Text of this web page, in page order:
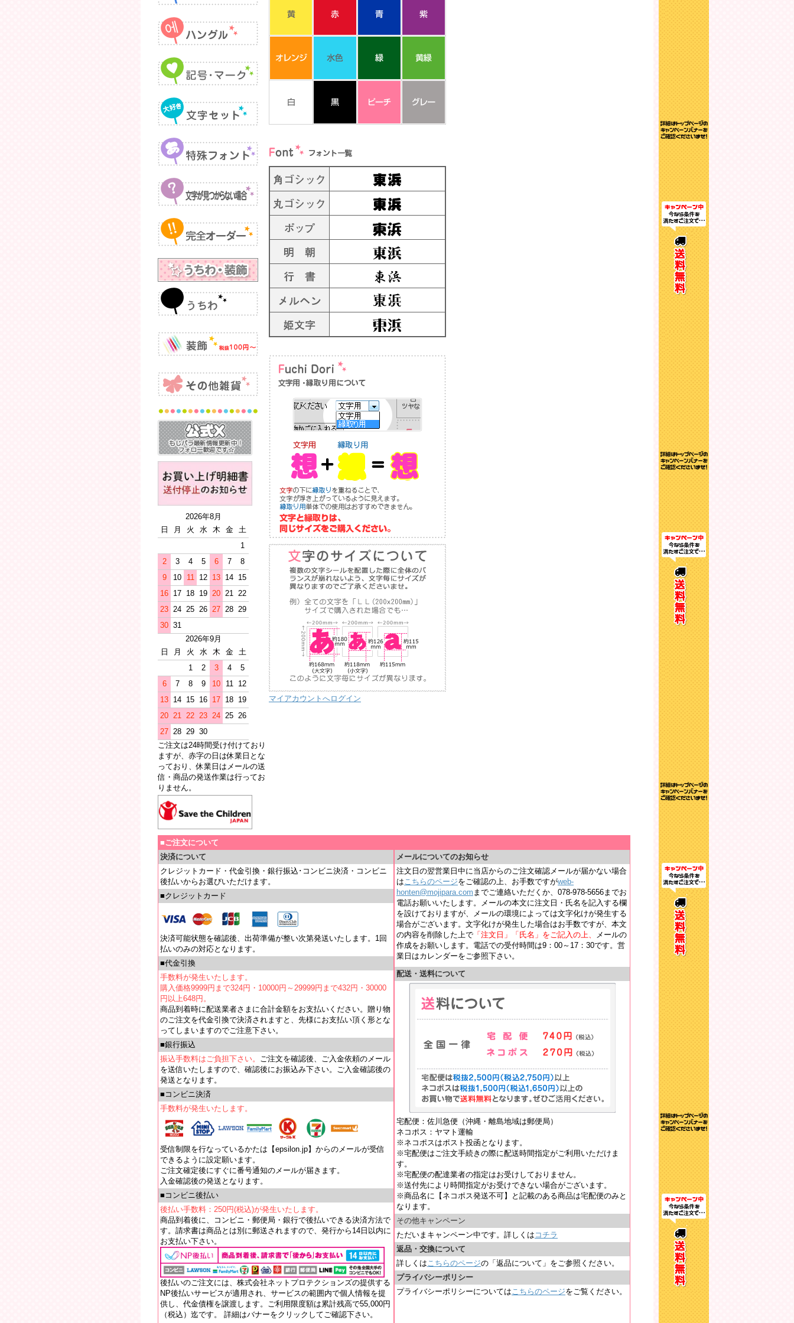
2026年8月
日
月 火 水 木 金
土
1
2
3 4 5 6 7
8
9
10 11 12 13 14 15
16 17 18 19 20 21 22
23 24 25 26 27 28 29
30 31
2026年9月
日
月 火 水 木 金
土
1
2 3 4
5
6
7 8 9 10 11
12
13 14 15 16 17 18 19
20 21 22 23 24 25 26
27 28 29 30
ご注文は24時間受け付けており
ますが、赤字の日は休業日とな
っており、休業日はメールの送
信・商品の発送作業は行ってお
りません。
マイアカウントへログイン
■ご注文について
決済について
クレジットカード・代金引換・銀行振込･コンビニ決済・コンビニ
後払いからお選びいただけます。
■クレジットカード
決済可能状態を確認後、出荷準備が整い次第発送いたします。1回
払いのみの対応となります。
■代金引換
手数料が発生いたします。
購入価格9999円まで324円・10000円～29999円まで432円・30000
円以上648円。
商品到着時に配送業者さまに合計金額をお支払いください。贈り物
のご注文を代金引換で決済されますと、先様にお支払い頂く形とな
ってしまいますのでご注意下さい。
■銀行振込
振込手数料はご負担下さい。 ご注文を確認後、ご入金依頼のメール
を送信いたしますので、確認後にお振込み下さい。ご入金確認後の
発送となります。
■コンビニ決済
手数料が発生いたします。
受信制限を行なっているかたは【epsilon.jp】からのメールが受信
できるように設定願います。
ご注文確定後にすぐに番号通知のメールが届きます。
入金確認後の発送となります。
■コンビニ後払い
後払い手数料：250円(税込)が発生いたします。
商品到着後に、コンビニ・郵便局・銀行で後払いできる決済方法で
す。請求書は商品とは別に郵送されますので、発行から14日以内に
お支払い下さい。
後払いのご注文には、株式会社ネットプロテクションズの提供する
NP後払いサービスが適用され、サービスの範囲内で個人情報を提
供し、代金債権を譲渡します。ご利用限度額は累計残高で55,000円
（税込）迄です。 詳細はバナーをクリックしてご確認下さい。
メールについてのお知らせ
注文日の翌営業日中に当店からのご注文確認メールが届かない場合
はこちらのページをご確認の上、お手数ですがweb-
honten@mojipara.com までご連絡いただくか、078-978-5656までお
電話お願いいたします。メールの本文に注文日・氏名を記入する欄
を設けておりますが、メールの環境によっては文字化けが発生する
場合がございます。文字化けが発生した場合はお手数ですが、本文
の内容を削除した上で 「注文日」「氏名」をご記入の上、
メールの
作成をお願いします。電話での受付時間は9：00～17：30です。営
業日はカレンダーをご参照下さい。
配送・送料について
宅配便：佐川急便（沖縄・離島地域は郵便局）
ネコポス：ヤマト運輸
※ネコポスはポスト投函となります。
※宅配便はご注文手続きの際に配送時間指定がご利用いただけま
す。
※宅配便の配達業者の指定はお受けしておりません。
※送付先により時間指定がお受けできない場合がございます。
※商品名に【ネコポス発送不可】と記載のある商品は宅配便のみと
なります。
その他キャンペーン
ただいまキャンペーン中です。詳しくは コチラ
返品・交換について
詳しくはこちらのページの「返品について」をご参照ください。
プライバシーポリシー
プライバシーポリシーについてはこちらのページをご覧ください。